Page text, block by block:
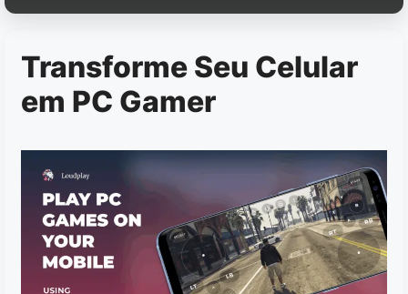
Transforme Seu Celular
em PC Gamer